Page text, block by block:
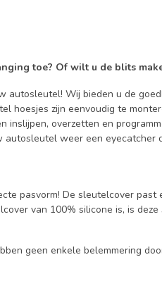
toe? Of wilt u de blits
autosleutel! Wij bieden u de
hoesjes zijn eenvoudig te
inslijpen, overzetten en
autosleutel weer een eyecatcher
pasvorm! De sleutelcover
van 100% silicone is, is
geen enkele belemmering